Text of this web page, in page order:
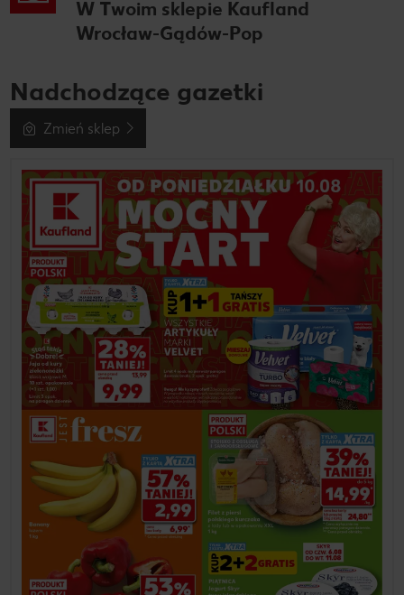
W Twoim sklepie Kaufland
Wrocław-Gądów-Pop
Nadchodzące gazetki
Zmień sklep